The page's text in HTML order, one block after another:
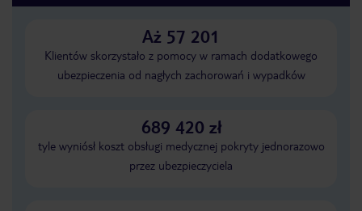
Aż 57 201
Klientów skorzystało z pomocy w ramach dodatkowego
ubezpieczenia od nagłych zachorowań i wypadków
689 420 zł
tyle wyniósł koszt obsługi medycznej pokryty jednorazowo
przez ubezpieczyciela